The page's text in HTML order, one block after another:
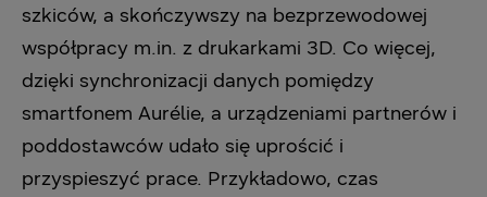
szkiców, a skończywszy na bezprzewodowej
współpracy m.in. z drukarkami 3D. Co więcej,
dzięki synchronizacji danych pomiędzy
smartfonem Aurélie, a urządzeniami partnerów i
poddostawców udało się uprościć i
przyspieszyć prace. Przykładowo, czas